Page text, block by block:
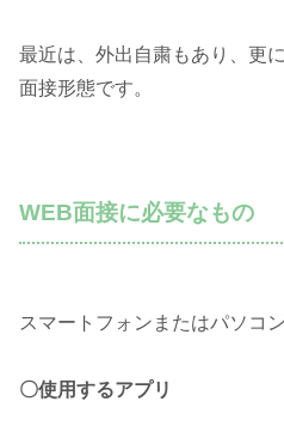
最近は、外出自粛もあり、更
面接形態です。
WEB面接に必要なもの
スマートフォンまたはパソコン
〇使用するアプリ